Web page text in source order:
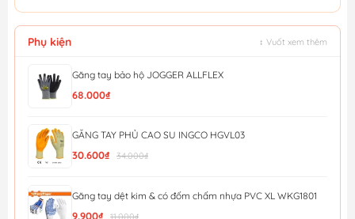
Phụ kiện ↕ Vuốt xem thêm
Găng tay bảo hộ JOGGER ALLFLEX
68.000₫
GĂNG TAY PHỦ CAO SU INGCO HGVL03
30.600₫ 34.000₫
Găng tay dệt kim & có đốm chấm nhựa PVC XL WKG1801
9.900₫ 11.000₫